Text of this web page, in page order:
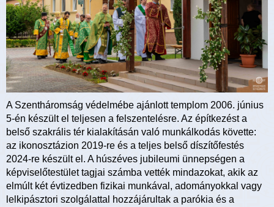
A Szentháromság védelmébe ajánlott templom 2006. június
5-én készült el teljesen a felszentelésre. Az építkezést a
belső szakrális tér kialakításán való munkálkodás követte:
az ikonosztázion 2019-re és a teljes belső díszítőfestés
2024-re készült el. A húszéves jubileumi ünnepségen a
képviselőtestület tagjai számba vették mindazokat, akik az
elmúlt két évtizedben fizikai munkával, adományokkal vagy
lelkipásztori szolgálattal hozzájárultak a parókia és a